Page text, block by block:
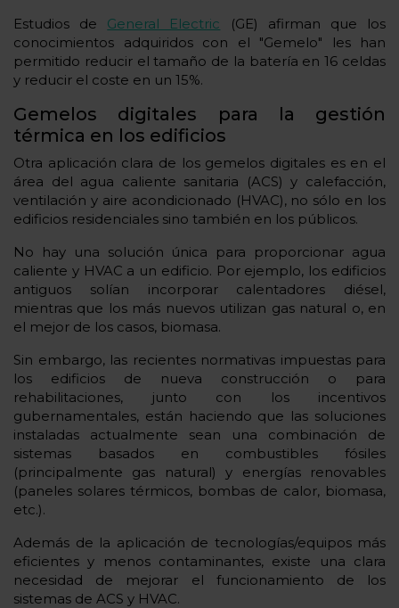
Estudios de General Electric (GE) afirman que los
conocimientos adquiridos con el "Gemelo" les han
permitido reducir el tamaño de la batería en 16 celdas
y reducir el coste en un 15%.
Gemelos digitales para la gestión
térmica en los edificios
Otra aplicación clara de los gemelos digitales es en el
área del agua caliente sanitaria (ACS) y calefacción,
ventilación y aire acondicionado (HVAC), no sólo en los
edificios residenciales sino también en los públicos.
No hay una solución única para proporcionar agua
caliente y HVAC a un edificio. Por ejemplo, los edificios
antiguos solían incorporar calentadores diésel,
mientras que los más nuevos utilizan gas natural o, en
el mejor de los casos, biomasa.
Sin embargo, las recientes normativas impuestas para
los edificios de nueva construcción o para
rehabilitaciones, junto con los incentivos
gubernamentales, están haciendo que las soluciones
instaladas actualmente sean una combinación de
sistemas basados en combustibles fósiles
(principalmente gas natural) y energías renovables
(paneles solares térmicos, bombas de calor, biomasa,
etc.).
Además de la aplicación de tecnologías/equipos más
eficientes y menos contaminantes, existe una clara
necesidad de mejorar el funcionamiento de los
sistemas de ACS y HVAC.